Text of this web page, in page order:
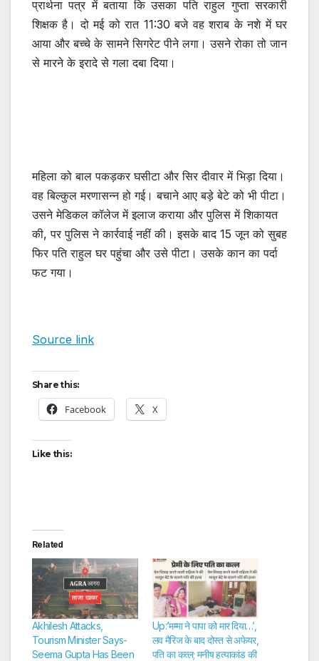
प्रार्थना पत्र में बताया कि उसका पति राहुल गुप्ता सरकारी
शिक्षक है। दो मई को रात 11:30 बजे वह शराब के नशे में घर
आया और बच्चे के सामने सिगरेट पीने लगा। उसने रोका तो जान
से मारने के इरादे से गला दबा दिया।
महिला को बाल पकड़कर घसीटा और सिर दीवार में भिड़ा दिया।
वह बिल्कुल मरणासन्न हो गई। बचाने आए बड़े बेटे को भी पीटा।
उसने मेडिकल कॉलेज में इलाज कराया और पुलिस में शिकायत
की, पर पुलिस ने कार्रवाई नहीं की। इसके बाद 15 जून को सुबह
फिर पति राहुल घर पहुंचा और उसे पीटा। उसके कान का पर्दा
फट गया।
Source link
Share this:
Facebook X
Like this:
Related
Akhilesh Attacks,
Tourism Minister Says-
Seema Gupta Has Been
Up:’मम्मा ने पापा को मार दिया…’,
लव मैरिज के बाद दोस्त से अफेयर,
पति का कत्ल; मनीष हत्याकांड की